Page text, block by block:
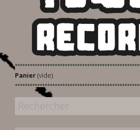
Panier(vide)